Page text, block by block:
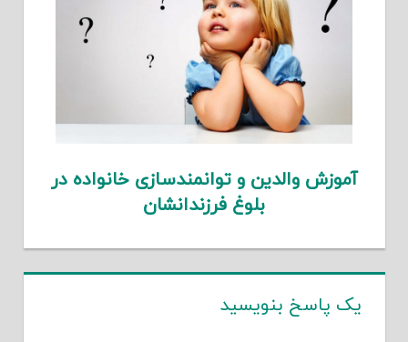
آموزش والدین و توانمندسازی خانواده در
بلوغ فرزندانشان
یک پاسخ بنویسید